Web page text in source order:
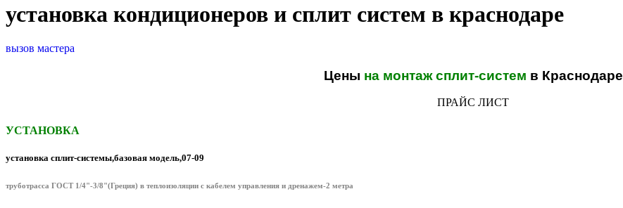
установка кондиционеров и сплит систем в краснодаре
вызов мастера
Цены на монтаж сплит-систем в Краснодаре
ПРАЙС ЛИСТ
УСТАНОВКА
установка сплит-системы,базовая модель,07-09
труботрасса ГОСТ 1/4"-3/8"(Греция) в теплоизоляции с кабелем управления и дренажем-2 метра